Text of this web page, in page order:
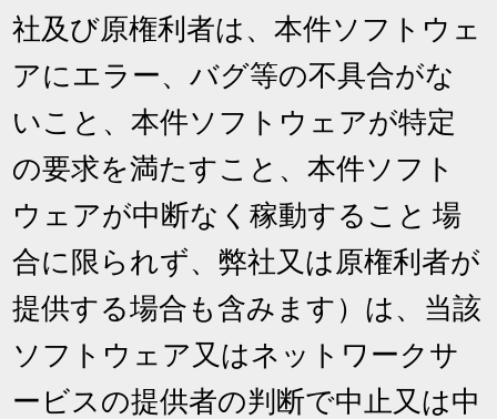
社及び原権利者は、本件ソフトウェ
アにエラー、バグ等の不具合がな
いこと、本件ソフトウェアが特定
の要求を満たすこと、本件ソフト
ウェアが中断なく稼動すること 場
合に限られず、弊社又は原権利者が
提供する場合も含みます）は、当該
ソフトウェア又はネットワークサ
ービスの提供者の判断で中止又は中